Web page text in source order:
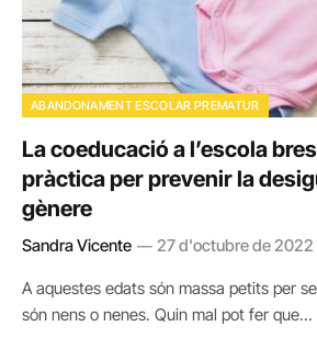
ABANDONAMENT ESCOLAR PREMATUR
La coeducació a l’escola
pràctica per prevenir la
gènere
Sandra Vicente 27 d'octubre de 2022
A aquestes edats són massa petits per
són nens o nenes. Quin mal pot fer que…